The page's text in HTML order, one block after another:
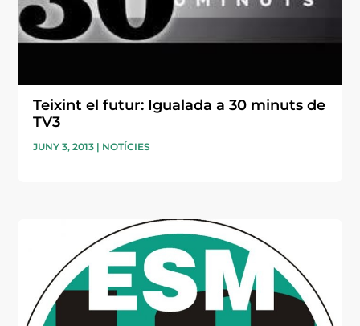
Teixint el futur: Igualada a 30 minuts de
TV3
JUNY 3, 2013 | NOTÍCIES